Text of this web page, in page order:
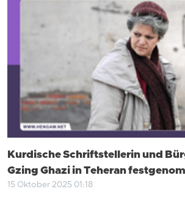
Kurdische Schriftstellerin und
Gzing Ghazi in Teheran
15 Oktober 2025 01:18